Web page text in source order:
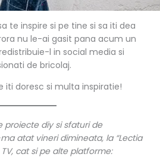
te inspire si pe tine si sa iti dea
nu le-ai gasit pana acum un
l in social media si
de bricolaj.
iti doresc si multa inspiratie!
proiecte diy si sfaturi de
atat vineri dimineata, la “Lectia
cat si pe alte platforme: